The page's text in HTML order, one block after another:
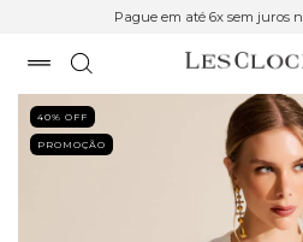
Pague em até 6x sem juros
40% OFF
PROMOÇÃO